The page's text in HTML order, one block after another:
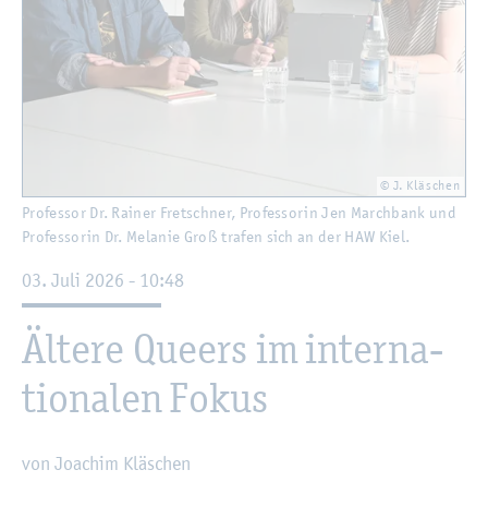
© J. Kläschen
Pro­fes­sor Dr. Rai­ner Fret­sch­ner, Pro­fes­so­rin Jen March­bank und
Pro­fes­so­rin Dr. Me­la­nie Groß tra­fen sich an der HAW Kiel.
03. Juli 2026 - 10:48
Äl­te­re Queers im in­ter­na­
tio­na­len Fokus
von Joa­chim Kläschen